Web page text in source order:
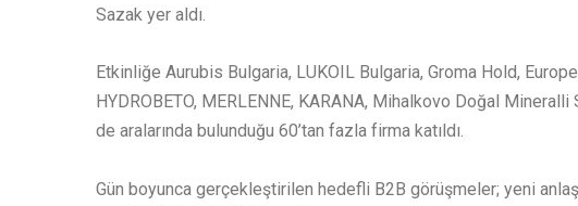
Sazak yer aldı.
Etkinliğe Aurubis Bulgaria, LUKOIL Bulgaria, Groma Hold,
HYDROBETO, MERLENNE, KARANA, Mihalkovo Doğal
de aralarında bulunduğu 60’tan fazla firma katıldı.
Gün boyunca gerçekleştirilen hedefli B2B görüşmeler; yeni